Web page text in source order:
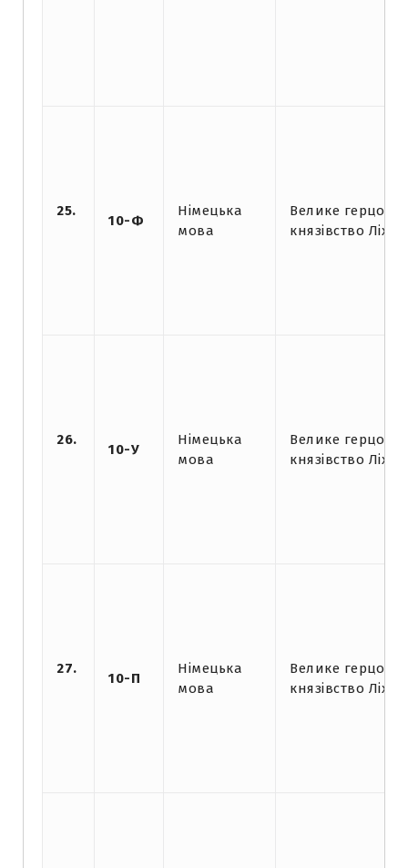
25.
10-Ф
Німецька
мова
Велике
князівство
26.
10-У
Німецька
мова
Велике
князівство
27.
10-П
Німецька
мова
Велике
князівство